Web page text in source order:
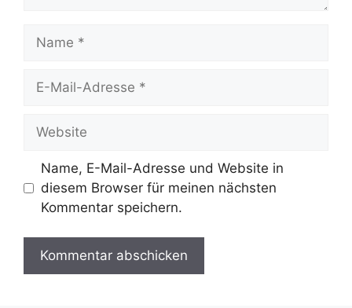
Mail-
Name, E-Mail-Adresse und Website in
diesem Browser für meinen nächsten
Kommentar speichern.